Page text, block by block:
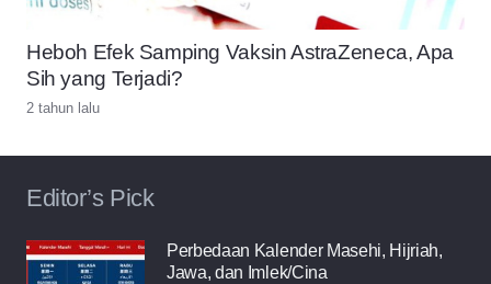
Heboh Efek Samping Vaksin AstraZeneca, Apa
Sih yang Terjadi?
2 tahun lalu
Editor’s Pick
Perbedaan Kalender Masehi, Hijriah,
Jawa, dan Imlek/Cina